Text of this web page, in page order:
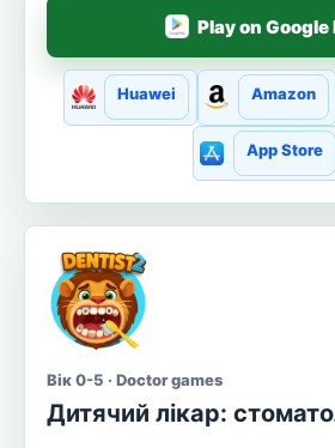
Play on Google
Huawei Amazon
App Store
Вік 0-5 · Doctor games
Дитячий лікар: